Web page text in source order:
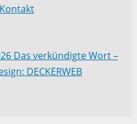
Kontakt
Das verkündigte Wort –
DECKERWEB